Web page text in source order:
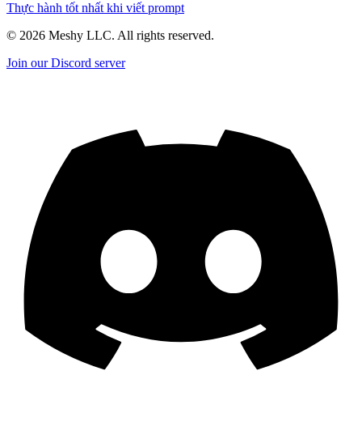
Thực hành tốt nhất khi viết prompt
© 2026 Meshy LLC. All rights reserved.
Join our Discord server